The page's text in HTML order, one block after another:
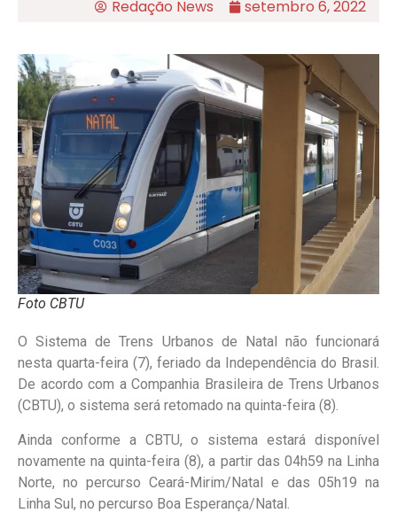
Redação News setembro 6, 2022
Foto CBTU
O Sistema de Trens Urbanos de Natal não funcionará
nesta quarta-feira (7), feriado da Independência do Brasil.
De acordo com a Companhia Brasileira de Trens Urbanos
(CBTU), o sistema será retomado na quinta-feira (8).
Ainda conforme a CBTU, o sistema estará disponível
novamente na quinta-feira (8), a partir das 04h59 na Linha
Norte, no percurso Ceará-Mirim/Natal e das 05h19 na
Linha Sul, no percurso Boa Esperança/Natal.